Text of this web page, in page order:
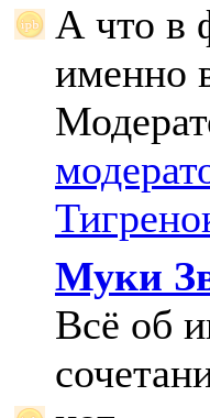
А что в
именно
Муки
Всё об